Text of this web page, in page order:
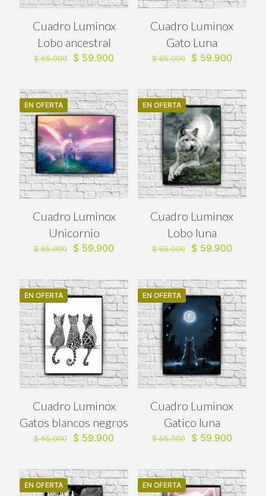
Cuadro Luminox
Lobo ancestral
$65.000
El
era:
$ 65.000.
$ 59.900
es:
$ 59.900.
Cuadro Luminox
Gato Luna
$65.000
El
era:
$ 65.000.
$59.900El
es:
$
EN OFERTA
Cuadro Luminox
Unicornio
$65.000
El
era:
$ 65.000.
$ 59.900
es:
$ 59.900.
EN OFERTA
Cuadro Luminox
Lobo luna
$65.000
El
era:
$ 65.000.
$59.900El
es:
$
EN OFERTA
Cuadro Luminox
Gatos blancos negros
$65.000
El
era:
$ 65.000.
$ 59.900
es:
$ 59.900.
EN OFERTA
Cuadro Luminox
Gatico luna
$65.000
El
era:
$ 65.000.
$59.900El
es:
$
EN OFERTA EN OFERTA